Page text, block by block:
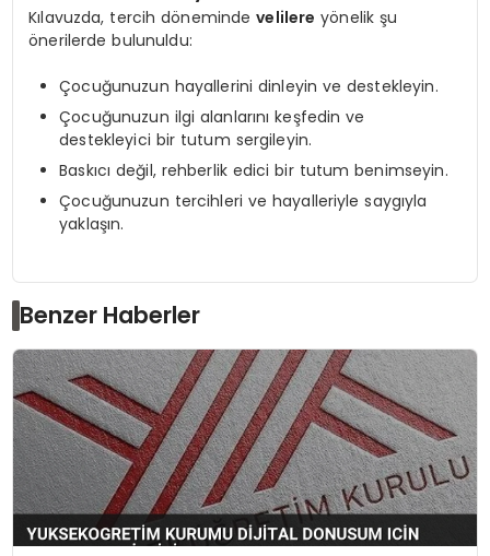
Kılavuzda, tercih dönemindevelilere yönelik şu
önerilerde bulunuldu:
Çocuğunuzun hayallerini dinleyin ve destekleyin.
Çocuğunuzun ilgi alanlarını keşfedin ve
destekleyici bir tutum sergileyin.
Baskıcı değil, rehberlik edici bir tutum benimseyin.
Çocuğunuzun tercihleri ve hayalleriyle saygıyla
yaklaşın.
Benzer Haberler